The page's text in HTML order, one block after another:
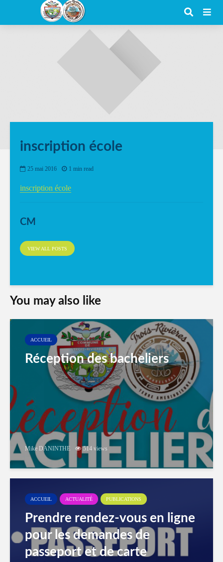
inscription école
25 mai 2016 1 min read
inscription école
CM
VIEW ALL POSTS
You may also like
ACCUEIL
Réception des bacheliers
Mike DANINTHE 514 views
ACCUEIL ACTUALITÉ PUBLICATIONS
Prendre rendez-vous en ligne
pour les demandes de
passeport et de carte